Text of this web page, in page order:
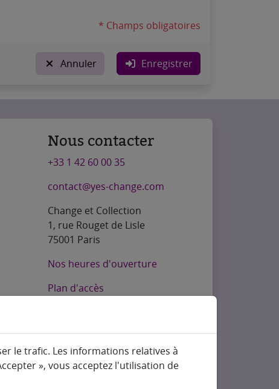
* Champs obligatoires
Annuler Enregistrer
Nous contacter
+33 1 42 60 00 35
contact@yes-change.com
Change et Collection
1, rue Rouget de Lisle
75001 Paris
Nos heures d'ouverture
Plan d'accès
le trafic. Les informations relatives à
», vous acceptez l'utilisation de